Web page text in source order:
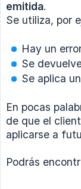
emitida.
Se utiliza, por
Hay un
Se
Se aplica
En pocas
de que el
aplicarse a
Podrás